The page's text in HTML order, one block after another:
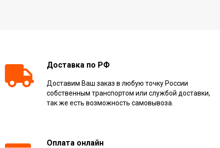
Доставка по РФ
Доставим Ваш заказ в любую точку России
собственным транспортом или службой доставки,
так же есть возможность самовывоза.
Оплата онлайн